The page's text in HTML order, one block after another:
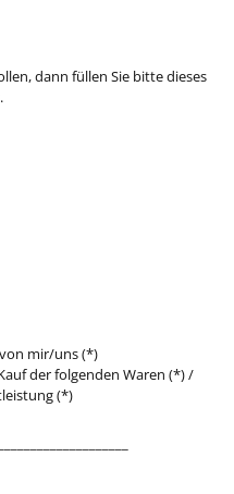
dann füllen Sie bitte dieses
mir/uns (*)
der folgenden Waren (*) /
(*)